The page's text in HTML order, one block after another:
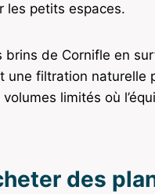
les petits espaces.
brins de Cornifle en
une filtration naturelle
limités où
des